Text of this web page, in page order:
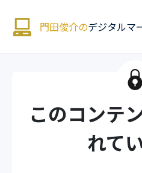
門田俊介のデジタルマ
このコンテ
れて